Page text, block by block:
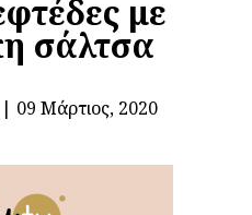
με
σάλτσα
09 Μάρτιος, 2020